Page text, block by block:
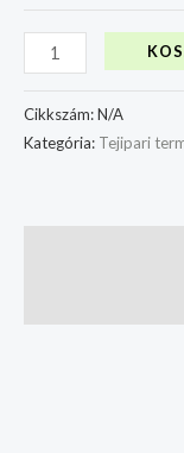
Cikkszám:N/A
Kategória: Tejipari